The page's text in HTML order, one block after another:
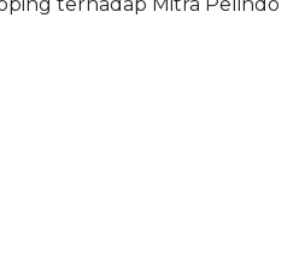
terhadap Mitra Pelindo